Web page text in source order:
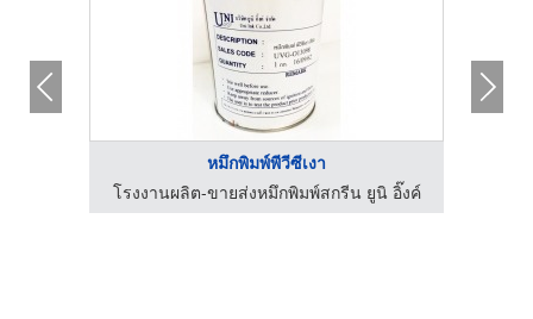
หมึกพิมพ์พีวีซีเงา
โรงงานผลิต-ขายส่งหมึกพิมพ์สกรีน ยูนิ อิ๊งค์